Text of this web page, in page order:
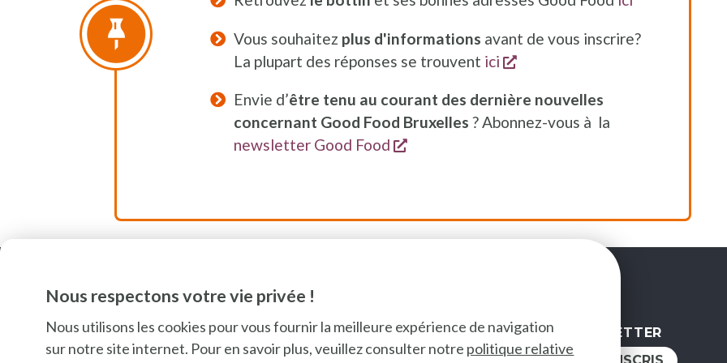
Nous respectons votre vie privée !
Nous utilisons les cookies pour vous fournir la meilleure expérience de navigation
sur notre site internet. Pour en savoir plus, veuillez consulter notre politique relative
Vous souhaitez plus d'informations avant de vous inscrire?
La plupart des réponses se trouvent ici s'ouvre dans une nouvelle
Envie d’être tenu au courant des dernière nouvelles
concernant Good Food Bruxelles ? Abonnez-vous à la
newsletter Good Food
s'ouvre dans une nouvelle fenêtre
SUIVEZ-NOUS
NEWSLETTER